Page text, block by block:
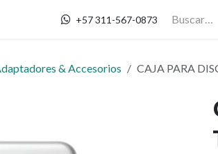
Contáctanos +57 311-567-0873
& Accesorios CAJA PARA